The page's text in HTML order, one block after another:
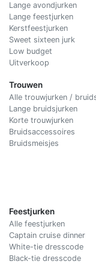
Lange avondjurken
Lange feestjurken
Kerstfeestjurken
Sweet sixteen jurk
Low budget
Uitverkoop
Trouwen
Alle trouwjurken /
Lange bruidsjurken
Korte trouwjurken
Bruidsaccessoires
Bruidsmeisjes
Feestjurken
Alle feestjurken
Captain cruise dinner
White-tie dresscode
Black-tie dresscode